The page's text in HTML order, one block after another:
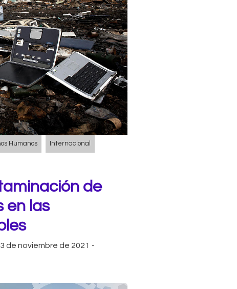
Humanos Internacional
de
en las
3 de noviembre de 2021 -